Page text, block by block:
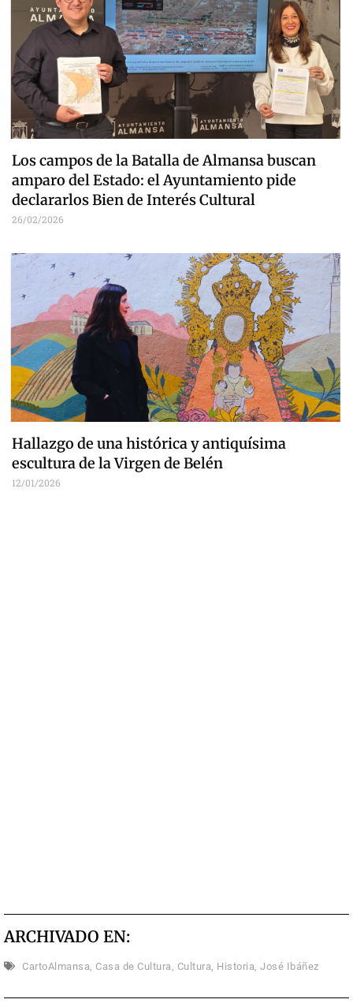
Los campos de la Batalla de Almansa buscan
amparo del Estado: el Ayuntamiento pide
declararlos Bien de Interés Cultural
26/02/2026
Hallazgo de una histórica y antiquísima
escultura de la Virgen de Belén
12/01/2026
ARCHIVADO EN:
CartoAlmansa Casa de Cultura Cultura Historia José Ibáñez